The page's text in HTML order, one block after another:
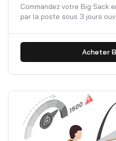
Commandez votre Big Sack
par la poste sous 3 jours
Acheter